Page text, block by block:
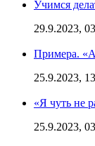
Учимся
29.9.2023,
Примера.
25.9.2023,
«Я чуть не
25.9.2023,